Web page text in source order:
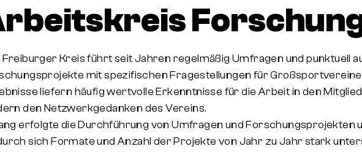
Kreis führt seit Jahren regelmäßig Umfragen und punktuell
mit spezifischen Fragestellungen für Großsportvereine
liefern häufig wertvolle Erkenntnisse für die Arbeit in den
den Netzwerkgedanken des Vereins.
erfolgte die Durchführung von Umfragen und Forschungsprojekten
sich Formate und Anzahl der Projekte von Jahr zu Jahr stark